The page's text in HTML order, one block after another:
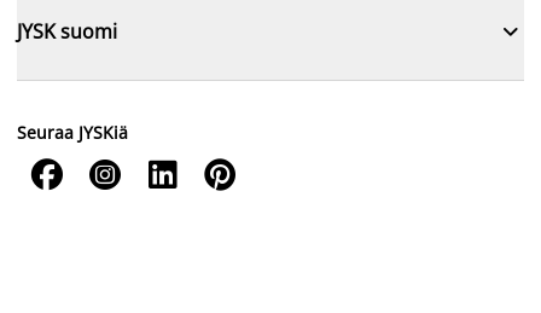
JYSK suomi 
Seuraa JYSKiä
   